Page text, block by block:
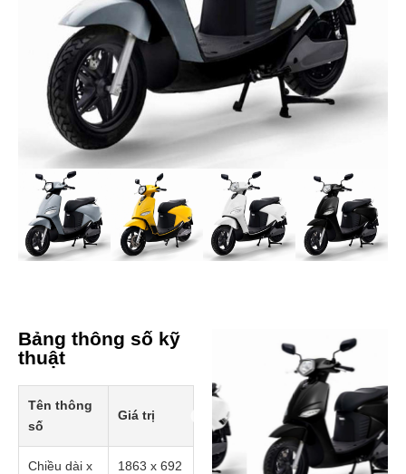
Bảng thông số kỹ
thuật
Tên thông
số
Giá trị
Chiều dài x
1863 x 692